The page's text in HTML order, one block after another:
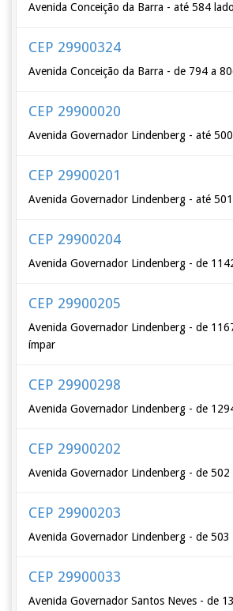
Avenida Conceição da Barra - até 584
CEP 29900324
Avenida Conceição da Barra - de 794 a
CEP 29900020
Avenida Governador Lindenberg - até
CEP 29900201
Avenida Governador Lindenberg - até
CEP 29900204
Avenida Governador Lindenberg - de
CEP 29900205
Avenida Governador Lindenberg - de
ímpar
CEP 29900298
Avenida Governador Lindenberg - de
CEP 29900202
Avenida Governador Lindenberg - de
CEP 29900203
Avenida Governador Lindenberg - de
CEP 29900033
Avenida Governador Santos Neves - de